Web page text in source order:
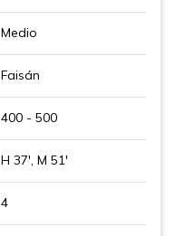
Medio
Faisán
400 - 500
H 37', M 51'
4